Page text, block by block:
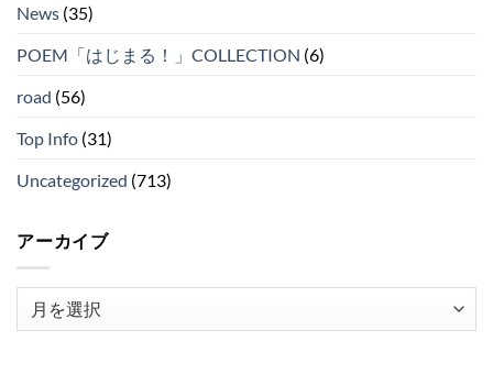
News (35)
POEM「はじまる！」COLLECTION (6)
road (56)
Top Info (31)
Uncategorized (713)
アーカイブ